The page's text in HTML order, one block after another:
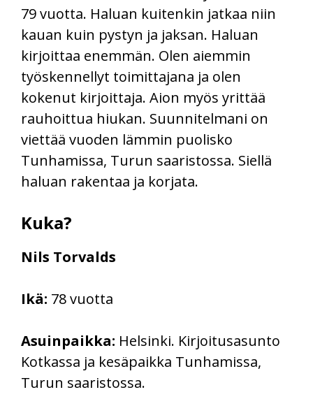
79 vuotta. Haluan kuitenkin jatkaa niin
kauan kuin pystyn ja jaksan. Haluan
kirjoittaa enemmän. Olen aiemmin
työskennellyt toimittajana ja olen
kokenut kirjoittaja. Aion myös yrittää
rauhoittua hiukan. Suunnitelmani on
viettää vuoden lämmin puolisko
Tunhamissa, Turun saaristossa. Siellä
haluan rakentaa ja korjata.
Kuka?
Nils Torvalds
Ikä: 78 vuotta
Asuinpaikka: Helsinki. Kirjoitusasunto
Kotkassa ja kesäpaikka Tunhamissa,
Turun saaristossa.